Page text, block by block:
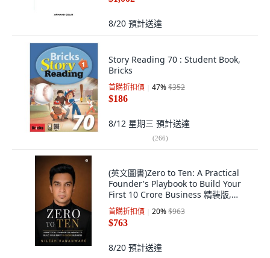
8/20 預計送達
Story Reading 70 : Student Book,
Bricks
首購折扣價 47%$352
$186
8/12 星期三 預計送達
(266)
(英文圖書)Zero to Ten: A Practical
Founder's Playbook to Build Your
First 10 Crore Business 精裝版,
Notion Press, 英文
首購折扣價 20%$963
$763
8/20 預計送達